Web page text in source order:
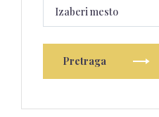
Izaberi mesto
Pretraga